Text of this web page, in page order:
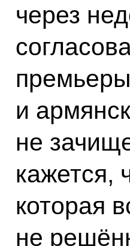
через
и
не
кажется,
которая
не